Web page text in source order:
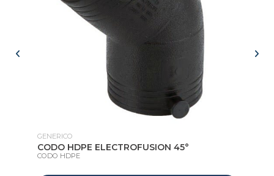
GENERICO
CODO HDPE ELECTROFUSION 45°
CODO HDPE